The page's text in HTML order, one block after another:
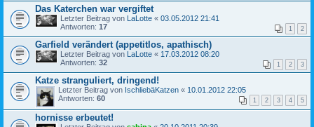
Das Katerchen war vergiftet
Letzter Beitrag von LaLotte « 03.05.2012 21:41
Antworten: 17 1 2
Garfield verändert (appetitlos, apathisch)
Letzter Beitrag von LaLotte « 17.03.2012 08:20
Antworten: 32 1 2 3
Katze stranguliert, dringend!
Letzter Beitrag von IschliebäKatzen « 10.01.2012 22:05
Antworten: 60 1 2 3 4 5
hornisse erbeutet!